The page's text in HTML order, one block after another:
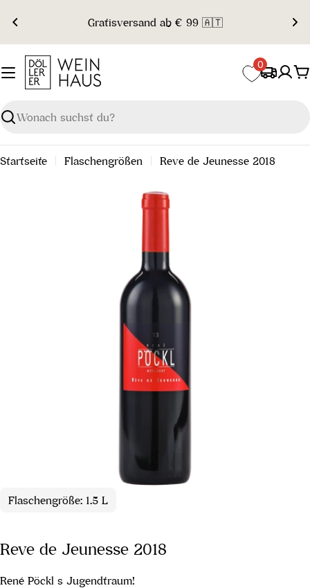
Inhalt
springen
Gratisversand ab € 99 🇦🇹
Suchen
0
Startseite Flaschengrößen Reve de Jeunesse 2018
Flaschengröße: 1.5 L
Reve de Jeunesse 2018
René Pöckl s Jugendtraum!